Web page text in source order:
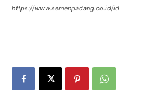
https://www.semenpadang.co.id/id